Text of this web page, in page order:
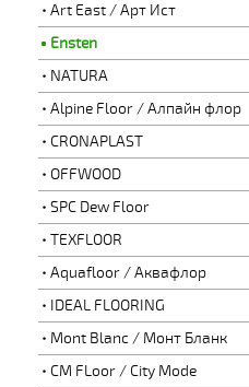
Art East / Арт Ист
Ensten
NATURA
Alpine Floor / Алпайн флор
CRONAPLAST
OFFWOOD
SPC Dew Floor
TEXFLOOR
Aquafloor / Аквафлор
IDEAL FLOORING
Mont Blanc / Монт Бланк
CM FLoor / City Mode